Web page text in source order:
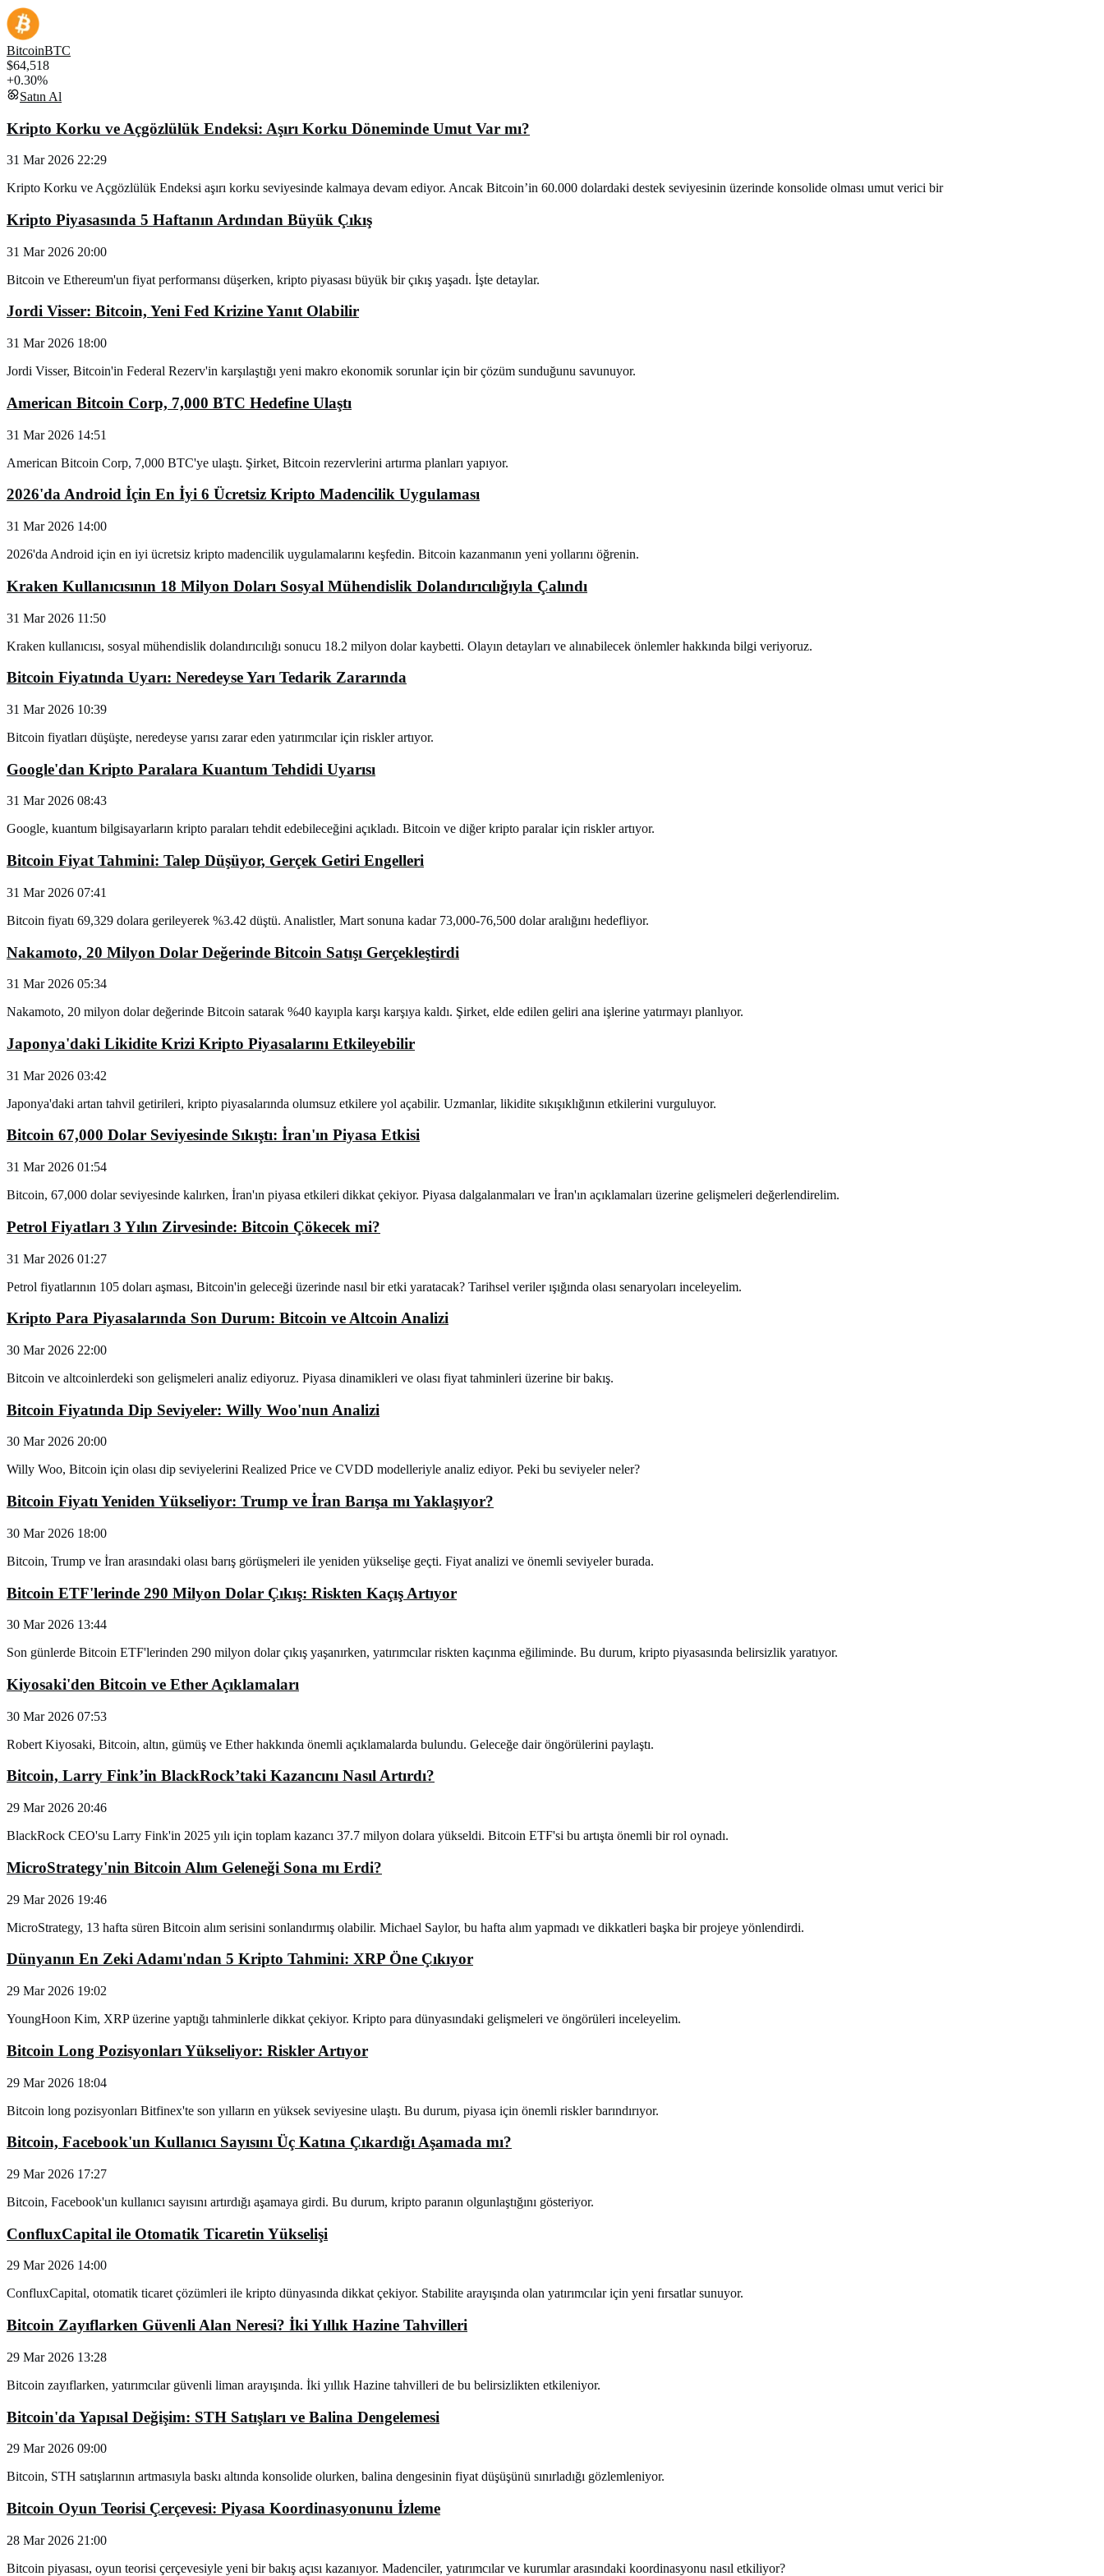
BitcoinBTC
$64,518
+0.30%
Satın Al
Kripto Korku ve Açgözlülük Endeksi: Aşırı Korku Döneminde Umut Var mı?
31 Mar 2026 22:29
Kripto Korku ve Açgözlülük Endeksi aşırı korku seviyesinde kalmaya devam ediyor. Ancak Bitcoin’in 60.000 dolardaki destek seviyesinin üzerinde konsolide olması umut verici bir
Kripto Piyasasında 5 Haftanın Ardından Büyük Çıkış
31 Mar 2026 20:00
Bitcoin ve Ethereum'un fiyat performansı düşerken, kripto piyasası büyük bir çıkış yaşadı. İşte detaylar.
Jordi Visser: Bitcoin, Yeni Fed Krizine Yanıt Olabilir
31 Mar 2026 18:00
Jordi Visser, Bitcoin'in Federal Rezerv'in karşılaştığı yeni makro ekonomik sorunlar için bir çözüm sunduğunu savunuyor.
American Bitcoin Corp, 7,000 BTC Hedefine Ulaştı
31 Mar 2026 14:51
American Bitcoin Corp, 7,000 BTC'ye ulaştı. Şirket, Bitcoin rezervlerini artırma planları yapıyor.
2026'da Android İçin En İyi 6 Ücretsiz Kripto Madencilik Uygulaması
31 Mar 2026 14:00
2026'da Android için en iyi ücretsiz kripto madencilik uygulamalarını keşfedin. Bitcoin kazanmanın yeni yollarını öğrenin.
Kraken Kullanıcısının 18 Milyon Doları Sosyal Mühendislik Dolandırıcılığıyla Çalındı
31 Mar 2026 11:50
Kraken kullanıcısı, sosyal mühendislik dolandırıcılığı sonucu 18.2 milyon dolar kaybetti. Olayın detayları ve alınabilecek önlemler hakkında bilgi veriyoruz.
Bitcoin Fiyatında Uyarı: Neredeyse Yarı Tedarik Zararında
31 Mar 2026 10:39
Bitcoin fiyatları düşüşte, neredeyse yarısı zarar eden yatırımcılar için riskler artıyor.
Google'dan Kripto Paralara Kuantum Tehdidi Uyarısı
31 Mar 2026 08:43
Google, kuantum bilgisayarların kripto paraları tehdit edebileceğini açıkladı. Bitcoin ve diğer kripto paralar için riskler artıyor.
Bitcoin Fiyat Tahmini: Talep Düşüyor, Gerçek Getiri Engelleri
31 Mar 2026 07:41
Bitcoin fiyatı 69,329 dolara gerileyerek %3.42 düştü. Analistler, Mart sonuna kadar 73,000-76,500 dolar aralığını hedefliyor.
Nakamoto, 20 Milyon Dolar Değerinde Bitcoin Satışı Gerçekleştirdi
31 Mar 2026 05:34
Nakamoto, 20 milyon dolar değerinde Bitcoin satarak %40 kayıpla karşı karşıya kaldı. Şirket, elde edilen geliri ana işlerine yatırmayı planlıyor.
Japonya'daki Likidite Krizi Kripto Piyasalarını Etkileyebilir
31 Mar 2026 03:42
Japonya'daki artan tahvil getirileri, kripto piyasalarında olumsuz etkilere yol açabilir. Uzmanlar, likidite sıkışıklığının etkilerini vurguluyor.
Bitcoin 67,000 Dolar Seviyesinde Sıkıştı: İran'ın Piyasa Etkisi
31 Mar 2026 01:54
Bitcoin, 67,000 dolar seviyesinde kalırken, İran'ın piyasa etkileri dikkat çekiyor. Piyasa dalgalanmaları ve İran'ın açıklamaları üzerine gelişmeleri değerlendirelim.
Petrol Fiyatları 3 Yılın Zirvesinde: Bitcoin Çökecek mi?
31 Mar 2026 01:27
Petrol fiyatlarının 105 doları aşması, Bitcoin'in geleceği üzerinde nasıl bir etki yaratacak? Tarihsel veriler ışığında olası senaryoları inceleyelim.
Kripto Para Piyasalarında Son Durum: Bitcoin ve Altcoin Analizi
30 Mar 2026 22:00
Bitcoin ve altcoinlerdeki son gelişmeleri analiz ediyoruz. Piyasa dinamikleri ve olası fiyat tahminleri üzerine bir bakış.
Bitcoin Fiyatında Dip Seviyeler: Willy Woo'nun Analizi
30 Mar 2026 20:00
Willy Woo, Bitcoin için olası dip seviyelerini Realized Price ve CVDD modelleriyle analiz ediyor. Peki bu seviyeler neler?
Bitcoin Fiyatı Yeniden Yükseliyor: Trump ve İran Barışa mı Yaklaşıyor?
30 Mar 2026 18:00
Bitcoin, Trump ve İran arasındaki olası barış görüşmeleri ile yeniden yükselişe geçti. Fiyat analizi ve önemli seviyeler burada.
Bitcoin ETF'lerinde 290 Milyon Dolar Çıkış: Riskten Kaçış Artıyor
30 Mar 2026 13:44
Son günlerde Bitcoin ETF'lerinden 290 milyon dolar çıkış yaşanırken, yatırımcılar riskten kaçınma eğiliminde. Bu durum, kripto piyasasında belirsizlik yaratıyor.
Kiyosaki'den Bitcoin ve Ether Açıklamaları
30 Mar 2026 07:53
Robert Kiyosaki, Bitcoin, altın, gümüş ve Ether hakkında önemli açıklamalarda bulundu. Geleceğe dair öngörülerini paylaştı.
Bitcoin, Larry Fink’in BlackRock’taki Kazancını Nasıl Artırdı?
29 Mar 2026 20:46
BlackRock CEO'su Larry Fink'in 2025 yılı için toplam kazancı 37.7 milyon dolara yükseldi. Bitcoin ETF'si bu artışta önemli bir rol oynadı.
MicroStrategy'nin Bitcoin Alım Geleneği Sona mı Erdi?
29 Mar 2026 19:46
MicroStrategy, 13 hafta süren Bitcoin alım serisini sonlandırmış olabilir. Michael Saylor, bu hafta alım yapmadı ve dikkatleri başka bir projeye yönlendirdi.
Dünyanın En Zeki Adamı'ndan 5 Kripto Tahmini: XRP Öne Çıkıyor
29 Mar 2026 19:02
YoungHoon Kim, XRP üzerine yaptığı tahminlerle dikkat çekiyor. Kripto para dünyasındaki gelişmeleri ve öngörüleri inceleyelim.
Bitcoin Long Pozisyonları Yükseliyor: Riskler Artıyor
29 Mar 2026 18:04
Bitcoin long pozisyonları Bitfinex'te son yılların en yüksek seviyesine ulaştı. Bu durum, piyasa için önemli riskler barındırıyor.
Bitcoin, Facebook'un Kullanıcı Sayısını Üç Katına Çıkardığı Aşamada mı?
29 Mar 2026 17:27
Bitcoin, Facebook'un kullanıcı sayısını artırdığı aşamaya girdi. Bu durum, kripto paranın olgunlaştığını gösteriyor.
ConfluxCapital ile Otomatik Ticaretin Yükselişi
29 Mar 2026 14:00
ConfluxCapital, otomatik ticaret çözümleri ile kripto dünyasında dikkat çekiyor. Stabilite arayışında olan yatırımcılar için yeni fırsatlar sunuyor.
Bitcoin Zayıflarken Güvenli Alan Neresi? İki Yıllık Hazine Tahvilleri
29 Mar 2026 13:28
Bitcoin zayıflarken, yatırımcılar güvenli liman arayışında. İki yıllık Hazine tahvilleri de bu belirsizlikten etkileniyor.
Bitcoin'da Yapısal Değişim: STH Satışları ve Balina Dengelemesi
29 Mar 2026 09:00
Bitcoin, STH satışlarının artmasıyla baskı altında konsolide olurken, balina dengesinin fiyat düşüşünü sınırladığı gözlemleniyor.
Bitcoin Oyun Teorisi Çerçevesi: Piyasa Koordinasyonunu İzleme
28 Mar 2026 21:00
Bitcoin piyasası, oyun teorisi çerçevesiyle yeni bir bakış açısı kazanıyor. Madenciler, yatırımcılar ve kurumlar arasındaki koordinasyonu nasıl etkiliyor?